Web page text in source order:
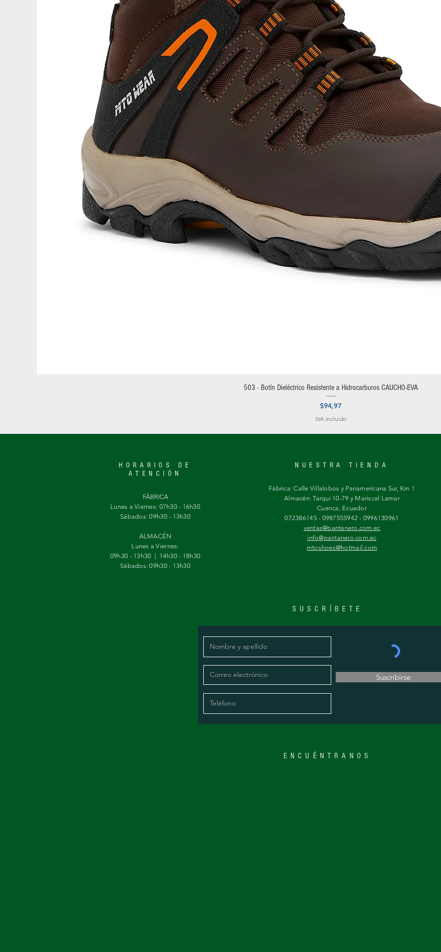
Vista rápida
503 - Botín Dieléctrico Resistente a Hidrocarburos CAUCHO-EVA
Precio
$94,97
IVA incluido
HORARIOS DE
ATENCIÓN
FÁBRICA
Lunes a Viernes: 07h30 - 16h30
Sábados:09h30 - 13h30
ALMACÉN
Lunes a Viernes:
09h30 - 13h30 | 14h30 - 18h30
Sábados:09h30 - 13h30
NUESTRA TIENDA
Fábrica: Calle Villalobos y Panamericana Sur, Km 1
Almacén: Tarqui 10-79 y Mariscal Lamar
Cuenca, Ecuador
072386145 - 0987555942 - 0996130961
ventas@pantanero.com.ec
info@pantanero.com.ec
mtoshoes@hotmail.com
SUSCRÍBETE
Suscribirse
ENCUÉNTRANOS